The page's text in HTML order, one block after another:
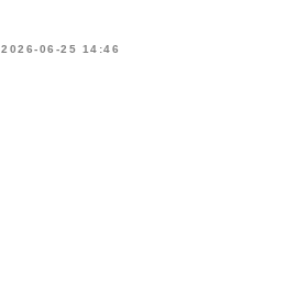
2026-06-25 14:46